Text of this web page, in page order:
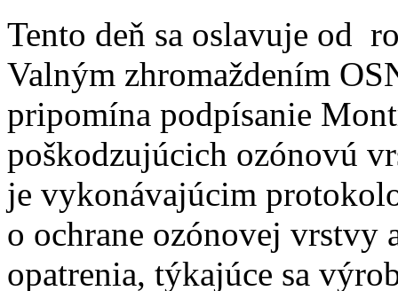
Tento deň sa oslavuje od
Valným zhromaždením
pripomína podpísanie
poškodzujúcich ozónovú
je vykonávajúcim
o ochrane ozónovej vrstvy
opatrenia, týkajúce sa